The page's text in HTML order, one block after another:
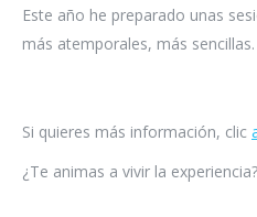
Este año he preparado unas
más atemporales, más sencillas.
Si quieres más información, clic
¿Te animas a vivir la experiencia?